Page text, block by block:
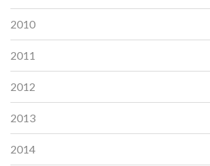
2010
2011
2012
2013
2014